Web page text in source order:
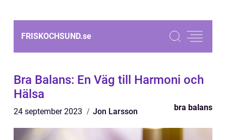
FRISKOCHSUND.se
Bra Balans: En Väg till Harmoni och
Hälsa
24 september 2023 Jon Larsson bra balans